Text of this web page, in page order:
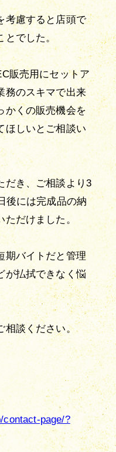
考慮すると店頭で
とでした。
販売用にセットア
務のスキマで出来
かくの販売機会を
ほしいとご相談い
だき、ご相談より3
後には完成品の納
だけました。
期バイトだと管理
が払拭できなく悩
相談ください。
page/?